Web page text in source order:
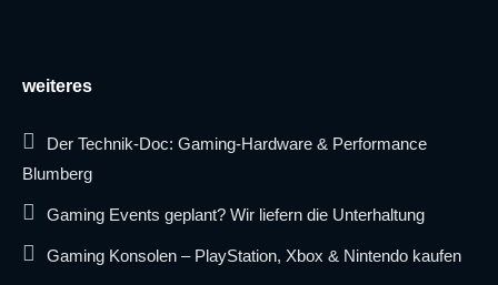
weiteres
Der Technik-Doc: Gaming-Hardware & Performance
Blumberg
Gaming Events geplant? Wir liefern die Unterhaltung
Gaming Konsolen – PlayStation, Xbox & Nintendo kaufen